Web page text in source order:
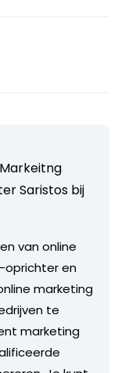
Saristos bij
van online
oprichter en
marketing
te
marketing